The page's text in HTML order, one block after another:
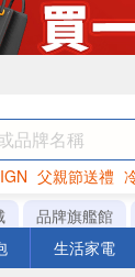
父親節送禮
衛生紙
品牌旗艦館
生活家電